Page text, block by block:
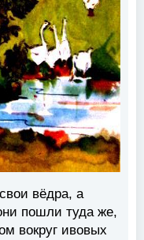
вёдра, а
пошли туда же,
вокруг ивовых